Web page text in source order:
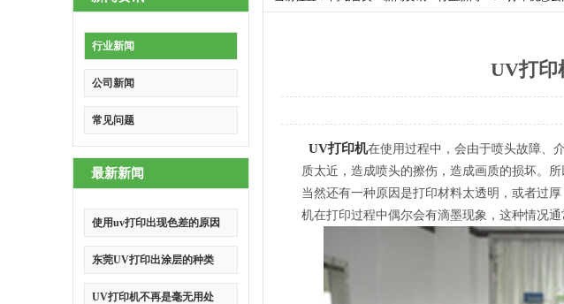
行业新闻
公司新闻
常见问题
最新新闻
使用uv打印出现色差的原因
东莞UV打印出涂层的种类
UV打印机不再是毫无用处
UV打印
UV打印机在使用过程中，会由于喷头故障、
质太近，造成喷头的擦伤，造成画质的损坏。
当然还有一种原因是打印材料太透明，或者过
机在打印过程中偶尔会有滴墨现象，这种情况